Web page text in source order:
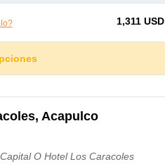
1,311 USD
Acapulco
O Hotel Los Caracoles